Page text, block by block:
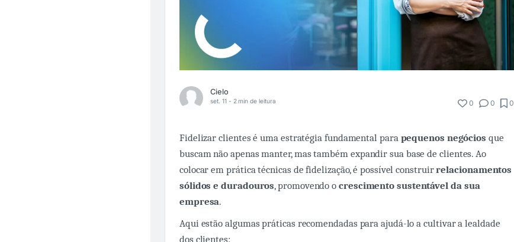
Cielo
set. 11 - 2 min de leitura 0 0 0
Fidelizar clientes é uma estratégia fundamental para pequenos negócios que
buscam não apenas manter, mas também expandir sua base de clientes. Ao
colocar em prática técnicas de fidelização, é possível construirrelacionamentos
sólidos e duradouros, promovendo ocrescimento sustentável da sua
empresa.
Aqui estão algumas práticas recomendadas para ajudá-lo a cultivar a lealdade
dos clientes: